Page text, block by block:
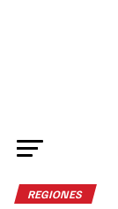
REGIONES